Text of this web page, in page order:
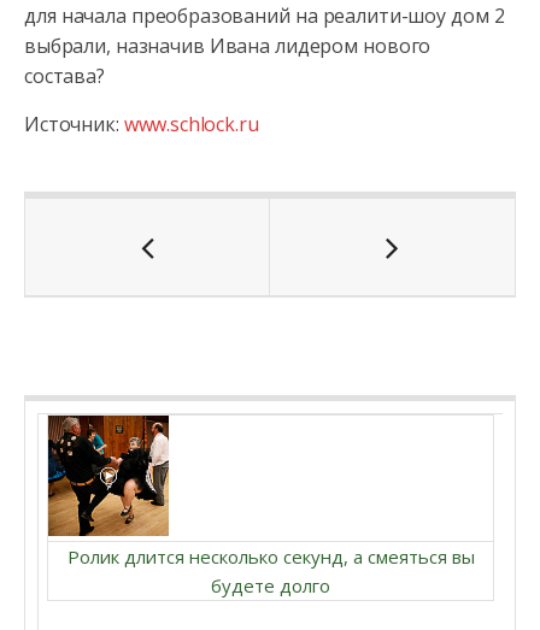
для начала преобразований на реалити-шоу дом 2
выбрали, назначив Ивана лидером нового
состава?
Источник: www.schlock.ru
Ролик длится несколько секунд, а смеяться вы
будете долго